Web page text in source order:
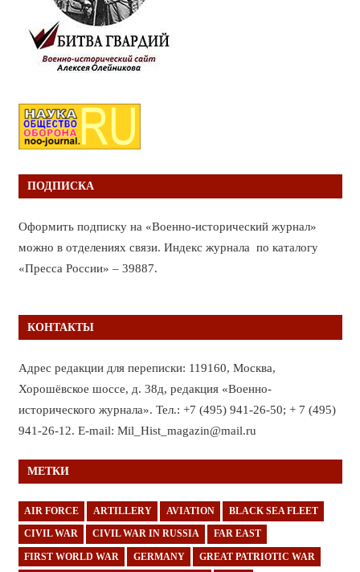
ПОДПИСКА
Оформить подписку на «Военно-исторический журнал»
можно в отделениях связи. Индекс журнала по каталогу
«Пресса России» – 39887.
КОНТАКТЫ
Адрес редакции для переписки: 119160, Москва,
Хорошёвское шоссе, д. 38д, редакция «Военно-
исторического журнала». Тел.: +7 (495) 941-26-50; + 7 (495)
941-26-12. E-mail: Mil_Hist_magazin@mail.ru
МЕТКИ
AIR FORCE ARTILLERY AVIATION BLACK SEA FLEET
CIVIL WAR CIVIL WAR IN RUSSIA FAR EAST
FIRST WORLD WAR GERMANY GREAT PATRIOTIC WAR